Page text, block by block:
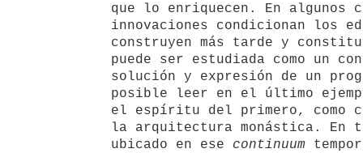
que lo enriquecen. En algunos
innovaciones condicionan los
construyen más tarde y
puede ser estudiada como un
solución y expresión de un
posible leer en el último
el espíritu del primero, como
la arquitectura monástica. En
ubicado en ese continuum